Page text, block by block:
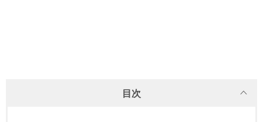
目次